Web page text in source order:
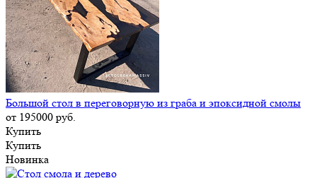
Большой стол в переговорную из граба и эпоксидной смолы
от 195000 руб.
Купить
Купить
Новинка